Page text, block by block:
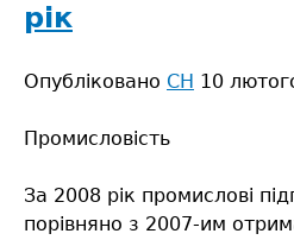
року
рік
Опубліковано СН 10
Промисловість
За 2008 рік промислові
порівняно з 2007-им